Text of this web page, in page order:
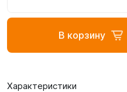
В корзину
Характеристики